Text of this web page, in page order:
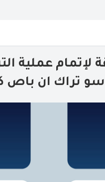
عملية
تراك ان باص